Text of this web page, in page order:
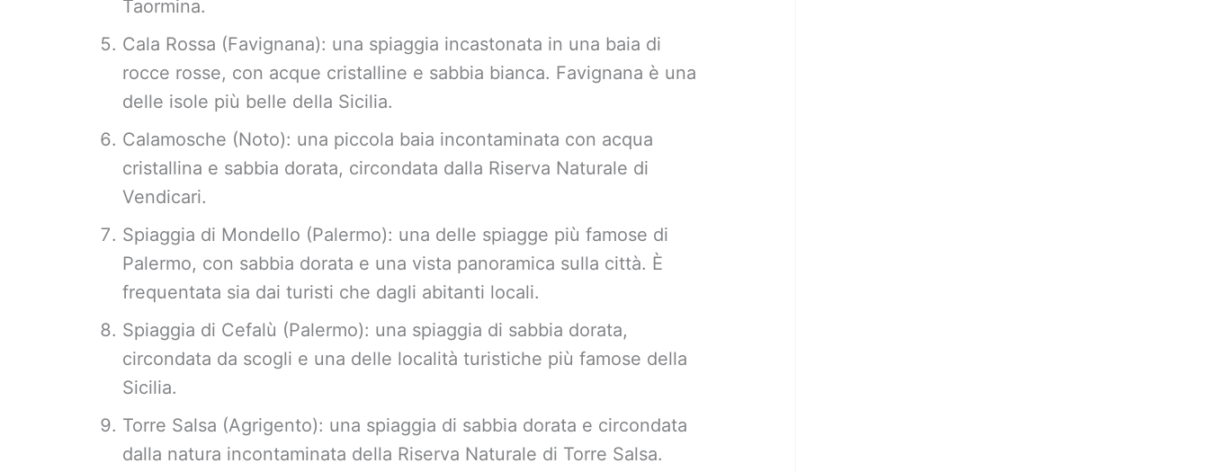
Taormina.
Cala Rossa (Favignana): una spiaggia incastonata in una baia di
rocce rosse, con acque cristalline e sabbia bianca. Favignana è una
delle isole più belle della Sicilia.
Calamosche (Noto): una piccola baia incontaminata con acqua
cristallina e sabbia dorata, circondata dalla Riserva Naturale di
Vendicari.
Spiaggia di Mondello (Palermo): una delle spiagge più famose di
Palermo, con sabbia dorata e una vista panoramica sulla città. È
frequentata sia dai turisti che dagli abitanti locali.
Spiaggia di Cefalù (Palermo): una spiaggia di sabbia dorata,
circondata da scogli e una delle località turistiche più famose della
Sicilia.
Torre Salsa (Agrigento): una spiaggia di sabbia dorata e circondata
dalla natura incontaminata della Riserva Naturale di Torre Salsa.